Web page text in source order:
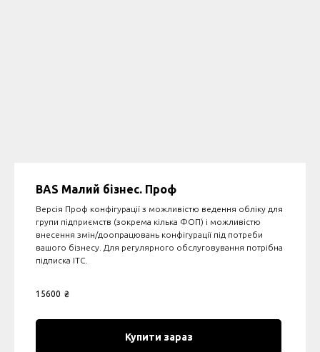
BAS Малий бізнес. Проф
Версія Проф конфігурації з можливістю ведення обліку для
групи підприємств (зокрема кілька ФОП) і можливістю
внесення змін/доопрацювань конфігурації під потреби
вашого бізнесу. Для регулярного обслуговування потрібна
підписка ІТС.
15600 ₴
Купити зараз